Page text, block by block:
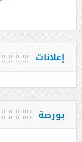
إعلانات
بورصة